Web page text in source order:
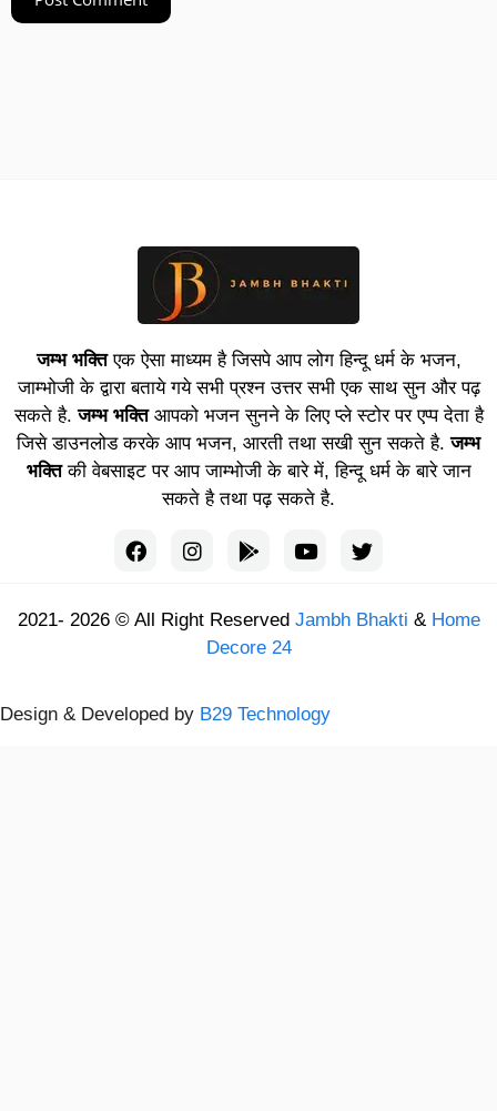
जम्भ भक्तिएक ऐसा माध्यम है जिसपे आप लोग हिन्दू धर्म के भजन,
जाम्भोजी के द्वारा बताये गये सभी प्रश्न उत्तर सभी एक साथ सुन और पढ़
सकते है.जम्भ भक्तिआपको भजन सुनने के लिए प्ले स्टोर पर एप्प देता है
जिसे डाउनलोड करके आप भजन, आरती तथा सखी सुन सकते है.जम्भ
भक्तिकी वेबसाइट पर आप जाम्भोजी के बारे में, हिन्दू धर्म के बारे जान
सकते है तथा पढ़ सकते है.
2021- 2026 © All Right Reserved Jambh Bhakti & Home
Decore 24
Design & Developed by B29 Technology